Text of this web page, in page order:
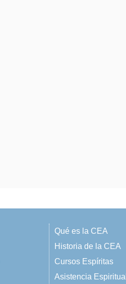
Qué es la CEA
Historia de la CEA
Cursos Espíritas
Asistencia Espiritual